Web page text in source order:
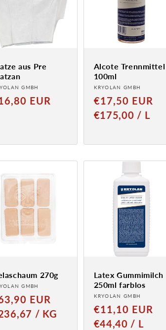
aus Pre
GMBH
EUR
Alcote Trennmittel
100ml
Anbieter:
KRYOLAN GMBH
Normaler
Preis
€17,50 EUR
GRUNDPREIS
€175,00 / PRO
L
270g
GMBH
EUR
/ PRO
KG
Latex Gummimilch
250ml farblos
Anbieter:
KRYOLAN GMBH
Normaler
Preis
€11,10 EUR
GRUNDPREIS
€44,40 / PRO
L